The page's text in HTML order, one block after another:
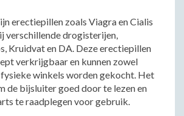
erectiepillen zoals Viagra en Cialis
verschillende drogisterijen,
Kruidvat en DA. Deze erectiepillen
verkrijgbaar en kunnen zowel
fysieke winkels worden gekocht. Het
de bijsluiter goed door te lezen en
te raadplegen voor gebruik.